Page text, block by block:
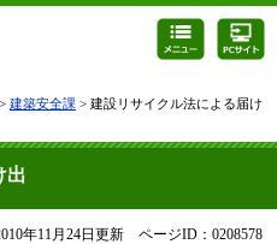
> 建築安全課 > 建設リサイクル法による届け
出
年11月24日更新 ページID：0208578